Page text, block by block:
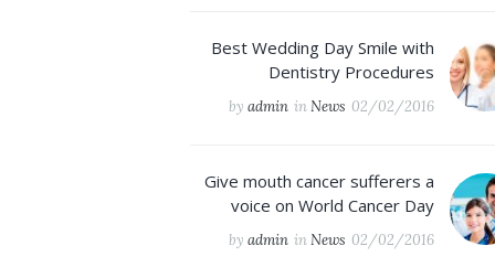
Best Wedding Day Smile with
Dentistry Procedures
02/02/2016
by admin inNews
Give mouth cancer sufferers a
voice on World Cancer Day
02/02/2016
by admin inNews